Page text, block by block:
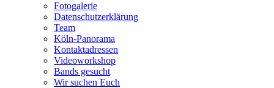
Fotogalerie
Datenschutzerklärung
Team
Köln-Panorama
Kontaktadressen
Videoworkshop
Bands gesucht
Wir suchen Euch